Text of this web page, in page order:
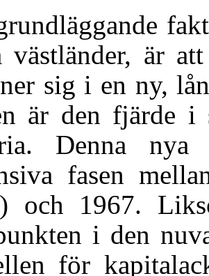
är
sig i en ny,
är den fjärde i
Denna nya
fasen
och 1967.
i den
för